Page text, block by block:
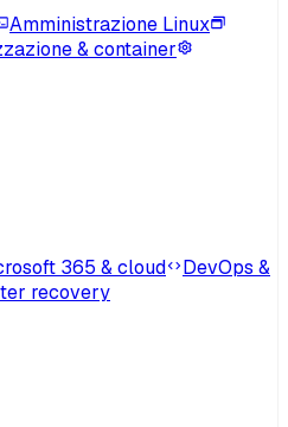
Amministrazione Linux
& container
365 & cloud
DevOps &
recovery